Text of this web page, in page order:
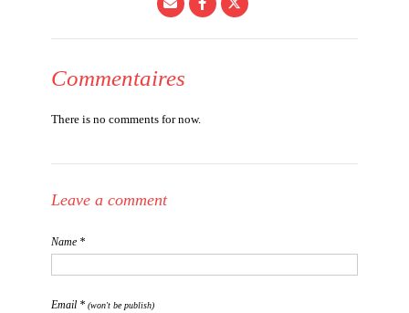
Commentaires
There is no comments for now.
Leave a comment
Name *
Email * (won't be publish)